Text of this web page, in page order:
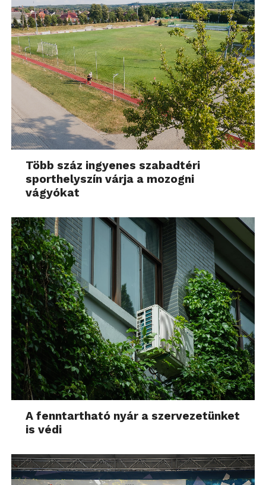
Több száz ingyenes szabadtéri
sporthelyszín várja a mozogni
vágyókat
A fenntartható nyár a szervezetünket
is védi